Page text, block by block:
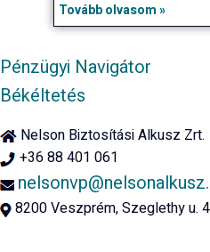
Tovább olvasom »
Pénzügyi Navigátor
Békéltetés
Nelson Biztosítási Alkusz Zrt.
+36 88 401 061
8200 Veszprém, Szeglethy u.